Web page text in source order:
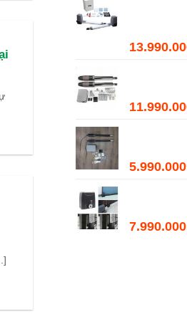
5.990.000
7.990.000